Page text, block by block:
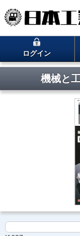
ログイン
機械と